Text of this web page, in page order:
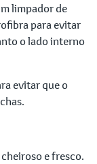
limpador de
para evitar
o lado interno
evitar que o
e fresco.